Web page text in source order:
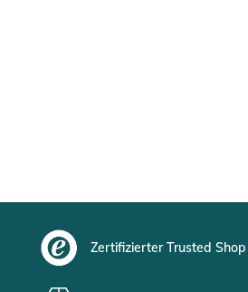
Zertifizierter Trusted Shop